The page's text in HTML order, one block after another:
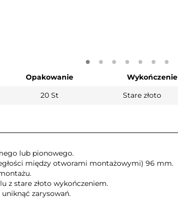
Opakowanie Wykończenie
20 St Stare złoto
lub pionowego.
między otworami montażowymi) 96 mm.
z stare złoto wykończeniem.
zarysowań.